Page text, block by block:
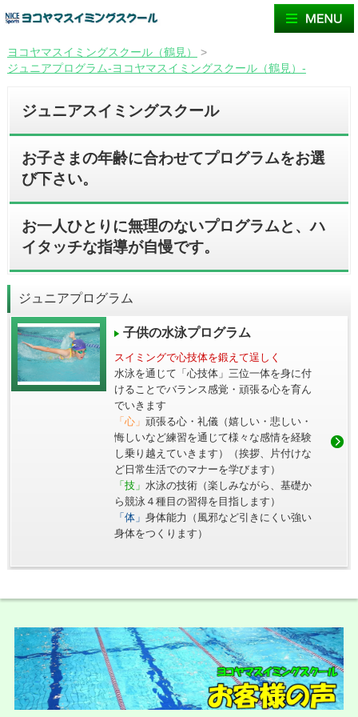
ヨコヤマスイミングスクール（鶴見）
>
ジュニアプログラム-ヨコヤマスイミングスクール（鶴見）-
ジュニアスイミングスクール
お子さまの年齢に合わせてプログラムをお選
び下さい。
お一人ひとりに無理のないプログラムと、ハ
イタッチな指導が自慢です。
ジュニアプログラム
子供の水泳プログラム
スイミングで心技体を鍛えて逞しく
水泳を通じて「心技体」三位一体を身に付
けることでバランス感覚・頑張る心を育ん
でいきます
「心」 頑張る心・礼儀（嬉しい・悲しい・
悔しいなど練習を通じて様々な感情を経験
し乗り越えていきます）（挨拶、片付けな
ど日常生活でのマナーを学びます）
「技」 水泳の技術（楽しみながら、基礎か
ら競泳４種目の習得を目指します）
「体」 身体能力（風邪など引きにくい強い
身体をつくります）